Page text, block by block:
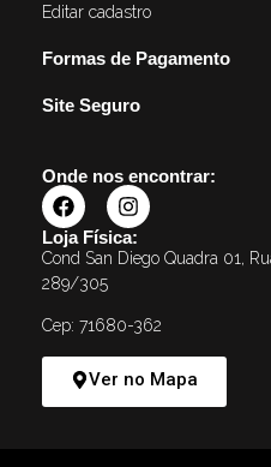
Editar cadastro
Formas de Pagamento
Site Seguro
Onde nos encontrar:
Loja Física:
Cond San Diego Quadra 01,
289/305
Cep: 71680-362
Ver no Mapa